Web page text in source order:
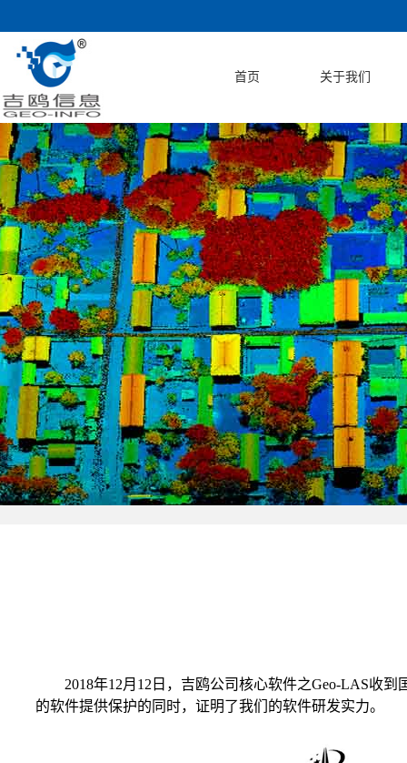
首页 关于我们
2018年12月 12 日，吉鸥公司核心软件之Geo-LAS收到
的软件提供保护的同时，证明了我们的软件研发实力。